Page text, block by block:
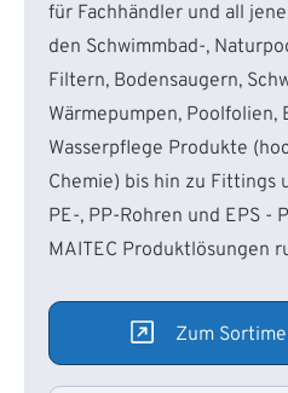
für Fachhändler und all
den Schwimmbad-,
Filtern, Bodensaugern,
Wärmepumpen, Poolfolien,
Wasserpflege Produkte
Chemie) bis hin zu Fittings
PE-, PP-Rohren und EPS -
MAITEC Produktlösungen
Zum